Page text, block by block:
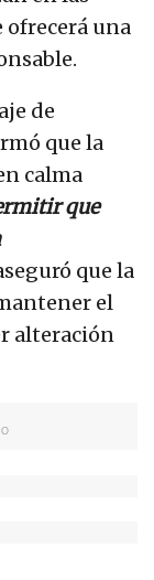
ofrecerá una
de
que la
calma
que
que la
el
alteración